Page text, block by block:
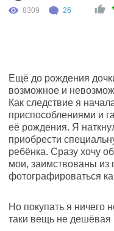
8309 26
Ещё до рождения
возможное и
Как следствие я
приспособлениями и
её рождения. Я
приобрести
ребёнка. Сразу хочу
мои, заимствованы из
фотографироваться
Но покупать я ничего
таки вещь не дешёвая